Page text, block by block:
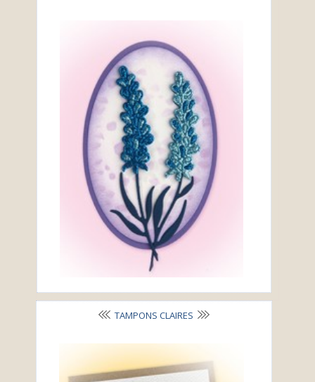
TAMPONS CLAIRES